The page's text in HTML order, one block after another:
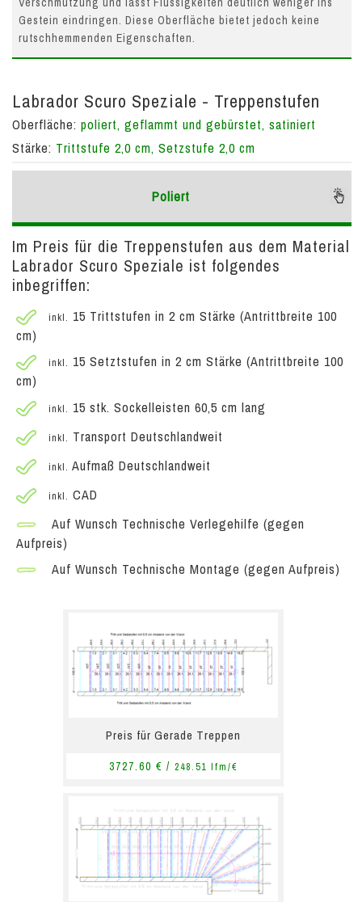
Gestein eindringen. Diese Oberfläche bietet jedoch keine
rutschhemmenden Eigenschaften.
Labrador Scuro Speziale - Treppenstufen
Oberfläche: poliert, geflammt und gebürstet, satiniert
Stärke: Trittstufe 2,0 cm, Setzstufe 2,0 cm
Poliert
Im Preis für die Treppenstufen aus dem Material
Labrador Scuro Speziale ist folgendes
inbegriffen:
inkl. 15 Trittstufen in 2 cm Stärke (Antrittbreite 100
cm)
inkl. 15 Setztstufen in 2 cm Stärke (Antrittbreite 100
cm)
inkl. 15 stk. Sockelleisten 60,5 cm lang
inkl. Transport Deutschlandweit
inkl. Aufmaß Deutschlandweit
inkl. CAD
Auf Wunsch Technische Verlegehilfe (gegen
Aufpreis)
Auf Wunsch Technische Montage (gegen Aufpreis)
Preis für Gerade Treppen
3727.60 € / 248.51 lfm/€